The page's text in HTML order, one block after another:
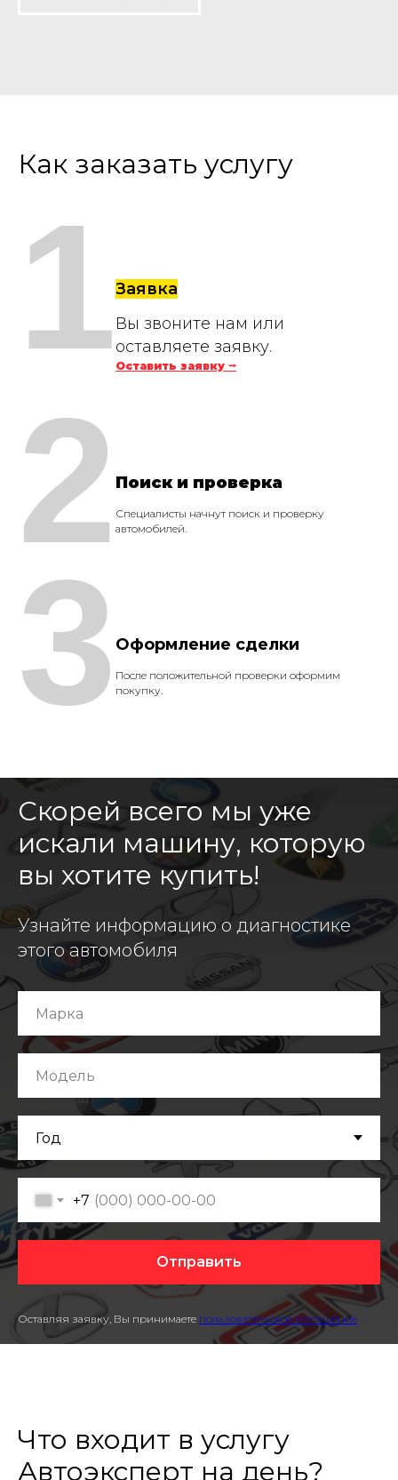
Как заказать услугу
Заявка
Вы звоните нам или
оставляете заявку.
Оставить заявку ⭢
1
Поиск и проверка
Специалисты начнут поиск и проверку
автомобилей.
2
Оформление сделки
После положительной проверки оформим
покупку.
3
Скорей всего мы уже
искали машину, которую
вы хотите купить!
Узнайте информацию о диагностике
этого автомобиля
+7
Отправить
Оставляя заявку, Вы принимаете пользовательское соглашение
Что входит в услугу
Автоэксперт на день?